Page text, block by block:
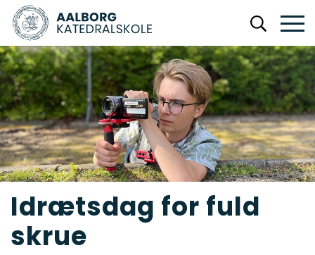
Idrætsdag for fuld
skrue